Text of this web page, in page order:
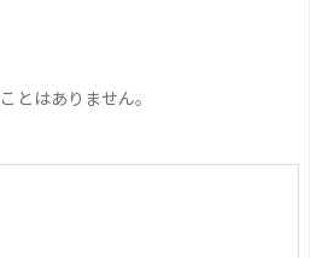
とはありません。